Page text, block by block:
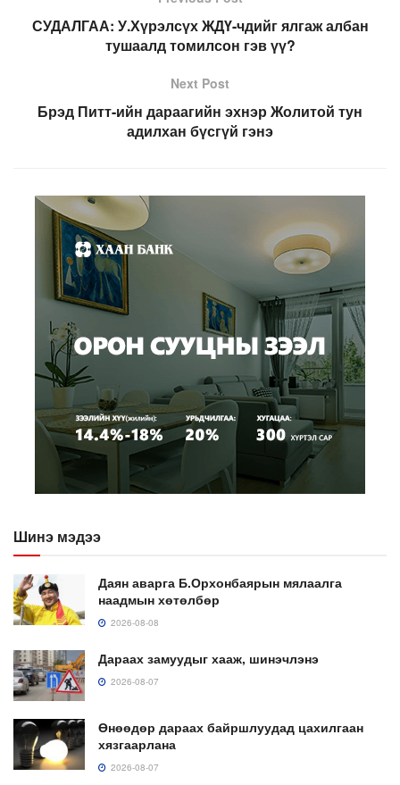
СУДАЛГАА: У.Хүрэлсүх ЖДҮ-чдийг ялгаж албан
тушаалд томилсон гэв үү?
Next Post
Брэд Питт-ийн дараагийн эхнэр Жолитой тун
адилхан бүсгүй гэнэ
Шинэ мэдээ
Даян аварга Б.Орхонбаярын мялаалга
наадмын хөтөлбөр
2026-08-08
Дараах замуудыг хааж, шинэчлэнэ
2026-08-07
Өнөөдөр дараах байршлуудад цахилгаан
хязгаарлана
2026-08-07